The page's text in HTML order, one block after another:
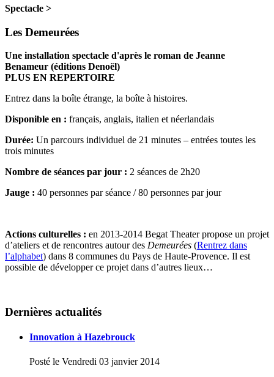
Spectacle >
Les Demeurées
Une installation spectacle d'après le roman de Jeanne
Benameur (éditions Denoël)
PLUS EN REPERTOIRE
Entrez dans la boîte étrange, la boîte à histoires.
Disponible en : français, anglais, italien et néerlandais
Durée: Un parcours individuel de 21 minutes – entrées toutes les
trois minutes
Nombre de séances par jour : 2 séances de 2h20
Jauge : 40 personnes par séance / 80 personnes par jour
Actions culturelles : en 2013-2014 Begat Theater propose un projet
d’ateliers et de rencontres autour des Demeurées (Rentrez dans
l’alphabet) dans 8 communes du Pays de Haute-Provence. Il est
possible de développer ce projet dans d’autres lieux…
Dernières actualités
Innovation à Hazebrouck
Posté le Vendredi 03 janvier2014